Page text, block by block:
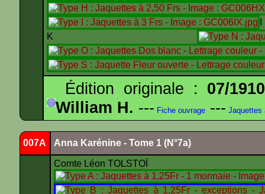
K
Édition originale : 07/1910
William H. --- Fiche ouvrage --- Jaquettes
007A Anna Karénine - Tome 1 (N°7a)
Comte Léon TOLSTOÏ